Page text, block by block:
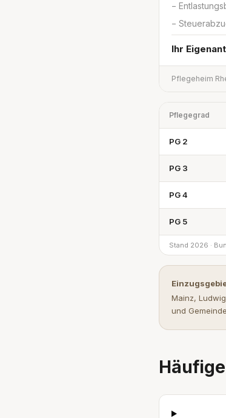
−
−
Ihr
Pflegeheim
Pflegegrad
PG 2
PG 3
PG 4
PG 5
Stand 2026 ·
Mainz,
und